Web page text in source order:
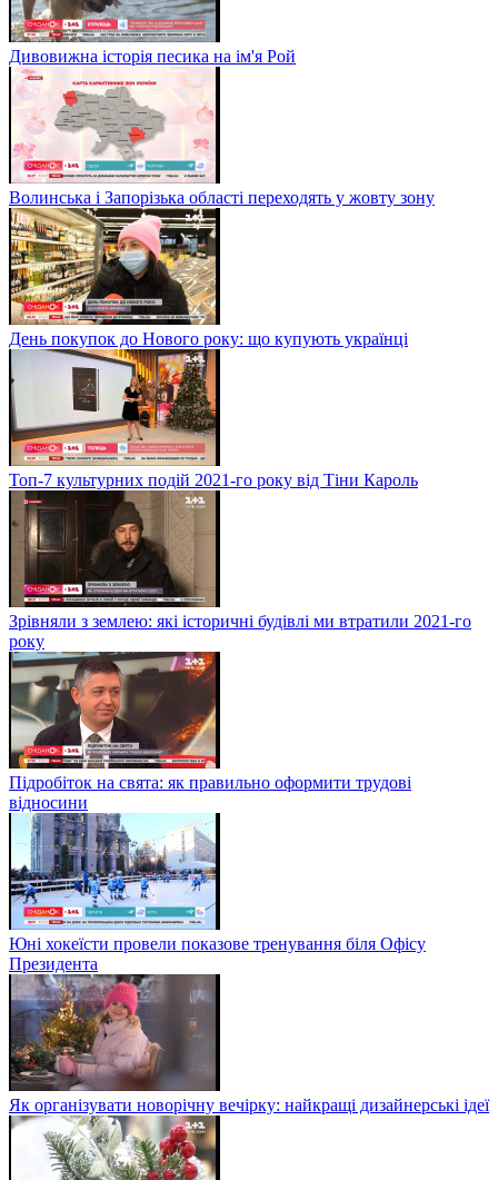
Дивовижна історія песика на ім'я Рой
Волинська і Запорізька області переходять у жовту зону
День покупок до Нового року: що купують українці
Топ-7 культурних подій 2021-го року від Тіни Кароль
Зрівняли з землею: які історичні будівлі ми втратили 2021-го
року
Підробіток на свята: як правильно оформити трудові
відносини
Юні хокеїсти провели показове тренування біля Офісу
Президента
Як організувати новорічну вечірку: найкращі дизайнерські ідеї